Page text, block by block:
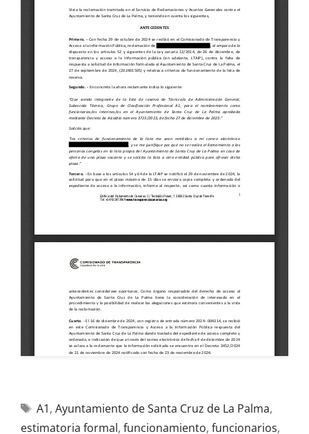
A1, Ayuntamiento de Santa Cruz de La Palma,
estimatoria formal, funcionamiento, funcionarios,